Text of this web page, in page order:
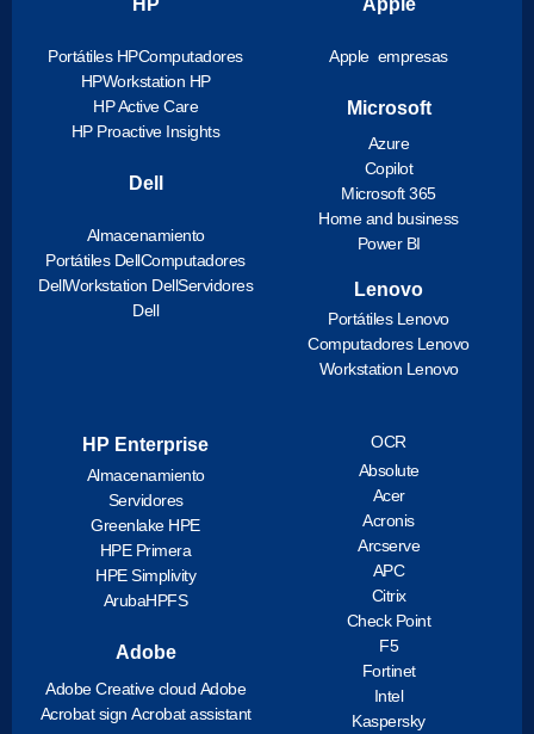
Portátiles HPComputadores
HPWorkstation HP
HP Active Care
HP Proactive Insights
Dell
Almacenamiento
Portátiles DellComputadores
DellWorkstation DellServidores
Dell
Apple empresas
Microsoft
Azure
Copilot
Microsoft 365
Home and business
Power BI
Lenovo
Portátiles Lenovo
Computadores Lenovo
Workstation Lenovo
HP Enterprise
Almacenamiento
Servidores
Greenlake HPE
HPE Primera
HPE Simplivity
ArubaHPFS
Adobe
Adobe Creative cloud Adobe
Acrobat sign Acrobat assistant
OCR
Absolute
Acer
Acronis
Arcserve
APC
Citrix
Check Point
F5
Fortinet
Intel
Kaspersky